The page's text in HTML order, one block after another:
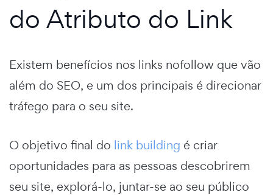
do Atributo do Link
Existem benefícios nos links nofollow que vão
além do SEO, e um dos principais é direcionar
tráfego para o seu site.
O objetivo final do link building é criar
oportunidades para as pessoas descobrirem
seu site, explorá-lo, juntar-se ao seu público